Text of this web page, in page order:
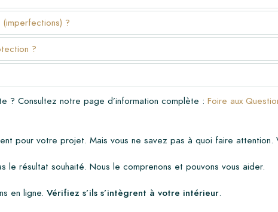
?
?
? Consultez notre page d’information complète : Foire aux
pour votre projet. Mais vous ne savez pas à quoi faire
le résultat souhaité. Nous le comprenons et pouvons vous aider.
en ligne. Vérifiez s’ils s’intègrent à votre intérieur.